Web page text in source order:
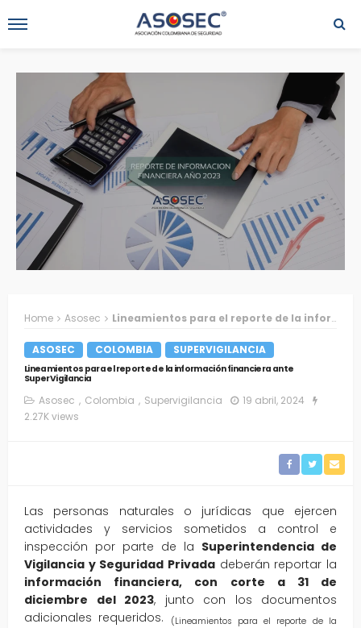
Home Asosec Lineamientos para el reporte de la información financiera ante SuperVigilancia
ASOSEC COLOMBIA SUPERVIGILANCIA
Lineamientos para el reporte de la información financiera ante
SuperVigilancia
Asosec Colombia Supervigilancia
19 abril, 2024
2.27K views
Las personas naturales o jurídicas que ejercen
actividades y servicios sometidos a control e
inspección por parte de la Superintendencia de
Vigilancia y Seguridad Privada deberán reportar la
información financiera, con corte a 31 de
diciembre del 2023, junto con los documentos
adicionales requeridos.
(Lineamientos para el reporte de la